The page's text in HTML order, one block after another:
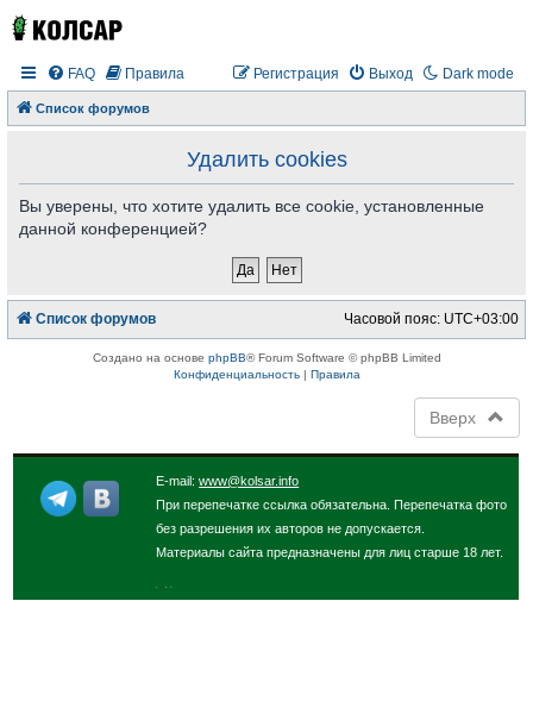
Dark mode
FAQ Правила Выход
Регистрация
Список форумов
Удалить cookies
Вы уверены, что хотите удалить все cookie, установленные
данной конференцией?
Список форумов Часовой пояс: UTC+03:00
Создано на основе phpBB® Forum Software © phpBB Limited
Конфиденциальность| Правила
Вверх
E-mail:www@kolsar.info
При перепечатке ссылка обязательна. Перепечатка фото
без разрешения их авторов не допускается.
Материалы сайта предназначены для лиц старше 18 лет.